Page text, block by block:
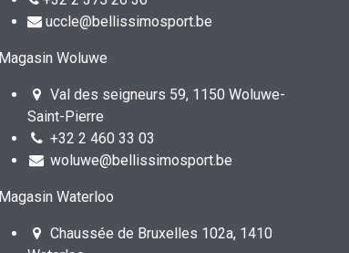
uccle@bellissimosport.be
Magasin Woluwe
Val des seigneurs 59, 1150 Woluwe-
Saint-Pierre
+32 2 460 33 03
woluwe@bellissimosport.be
Magasin Waterloo
Chaussée de Bruxelles 102a, 1410